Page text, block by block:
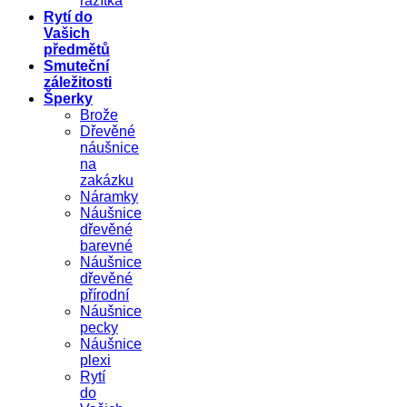
Rytí do
Vašich
předmětů
Smuteční
záležitosti
Šperky
Brože
Dřevěné
náušnice
na
zakázku
Náramky
Náušnice
dřevěné
barevné
Náušnice
dřevěné
přírodní
Náušnice
pecky
Náušnice
plexi
Rytí
do